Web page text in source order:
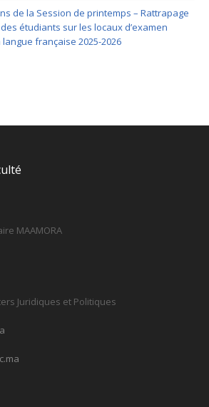
de la Session de printemps – Rattrapage
étudiants sur les locaux d’examen
langue française 2025-2026
MAAMORA
Juridiques et Politiques